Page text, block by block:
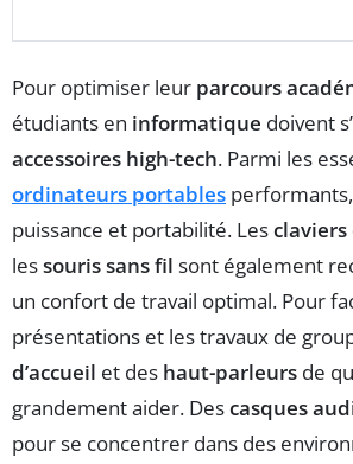
Pour optimiser leur parcours
étudiants en informatique doivent
accessoires high-tech. Parmi les
ordinateurs portables
puissance et portabilité. Les
lessouris sans fil sont également
un confort de travail optimal. Pour
présentations et les travaux de
d’accueil et des haut-parleurs de
grandement aider. Descasques
pour se concentrer dans des